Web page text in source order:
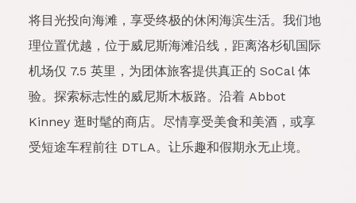
将目光投向海滩，享受终极的休闲海滨生活。我们地
理位置优越，位于威尼斯海滩沿线，距离洛杉矶国际
机场仅 7.5 英里，为团体旅客提供真正的 SoCal 体
验。探索标志性的威尼斯木板路。沿着 Abbot
Kinney 逛时髦的商店。尽情享受美食和美酒，或享
受短途车程前往 DTLA。让乐趣和假期永无止境。